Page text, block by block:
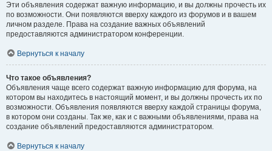
Эти объявления содержат важную информацию, и вы должны прочесть их
по возможности. Они появляются вверху каждого из форумов и в вашем
личном разделе. Права на создание важных объявлений
предоставляются администратором конференции.
Вернуться к началу
Что такое объявления?
Объявления чаще всего содержат важную информацию для форума, на
котором вы находитесь в настоящий момент, и вы должны прочесть их по
возможности. Объявления появляются вверху каждой страницы форума,
в котором они созданы. Так же, как и с важными объявлениями, права на
создание объявлений предоставляются администратором.
Вернуться к началу